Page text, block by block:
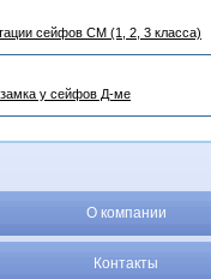
сейфов СМ (1, 2, 3 класса)
у сейфов Д-ме
О компании
Контакты